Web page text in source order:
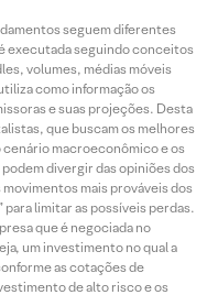
seguem diferentes
executada seguindo conceitos
volumes, médias móveis
como informação os
e suas projeções. Desta
que buscam os melhores
macroeconômico e os
divergir das opiniões dos
mais prováveis dos
limitar as possíveis perdas.
que é negociada no
um investimento no qual a
as cotações de
de alto risco e os